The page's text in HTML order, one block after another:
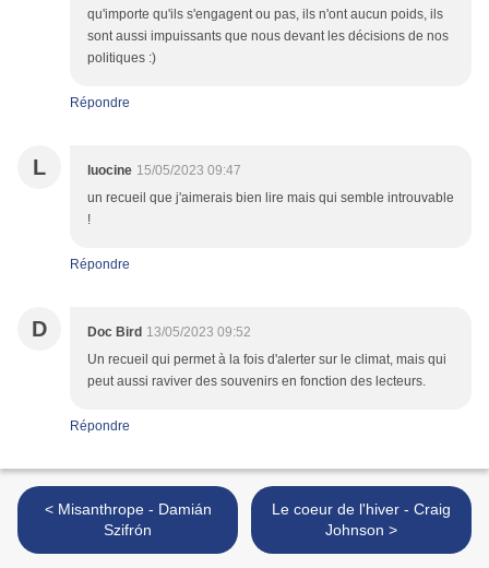
qu'importe qu'ils s'engagent ou pas, ils n'ont aucun poids, ils
sont aussi impuissants que nous devant les décisions de nos
politiques :)
Répondre
L luocine 15/05/2023 09:47
un recueil que j'aimerais bien lire mais qui semble introuvable
!
Répondre
D Doc Bird 13/05/2023 09:52
Un recueil qui permet à la fois d'alerter sur le climat, mais qui
peut aussi raviver des souvenirs en fonction des lecteurs.
Répondre
< Misanthrope - Damián
Szifrón
Le coeur de l'hiver - Craig
Johnson >